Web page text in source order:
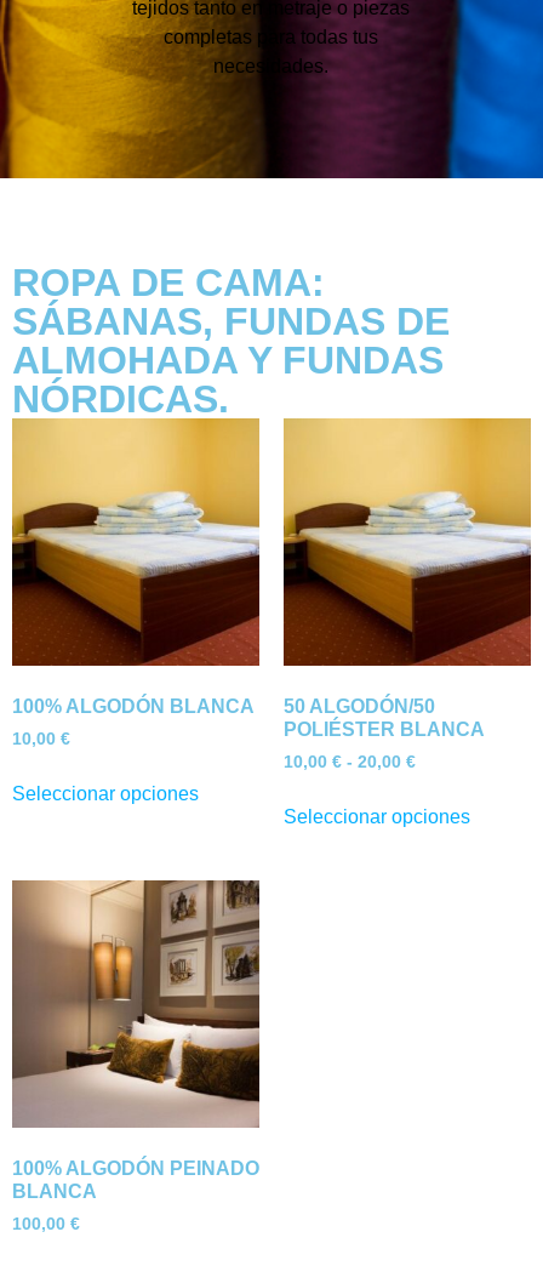
tejidos tanto en metraje o piezas
completas para todas tus
necesidades.
ROPA DE CAMA:
SÁBANAS, FUNDAS DE
ALMOHADA Y FUNDAS
NÓRDICAS.
100% ALGODÓN BLANCA
10,00 €
Seleccionar opciones
50 ALGODÓN/50
POLIÉSTER BLANCA
10,00 € - 20,00 €
Seleccionar opciones
100% ALGODÓN PEINADO
BLANCA
100,00 €